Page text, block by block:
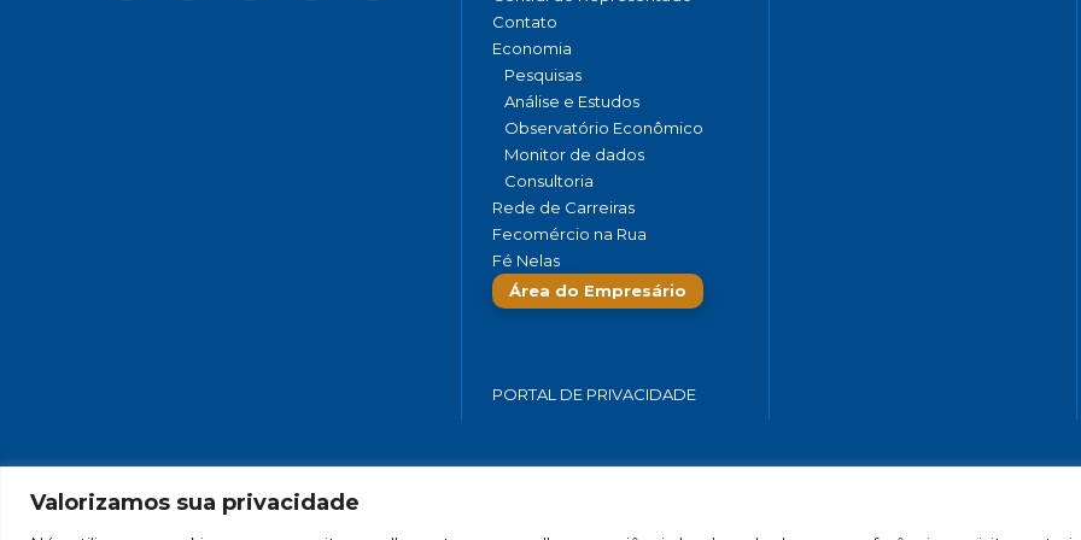
Valorizamos sua privacidade
Contato
Economia
Pesquisas
Análise e Estudos
Observatório Econômico
Monitor de dados
Consultoria
Rede de Carreiras
Fecomércio na Rua
Fé Nelas
Área do Empresário
PORTAL DE PRIVACIDADE
FEDERAÇÃO DO COMÉRCIO DE BENS, SERVIÇOS E TURISMO DO ESTADO DE MINAS GERAIS –